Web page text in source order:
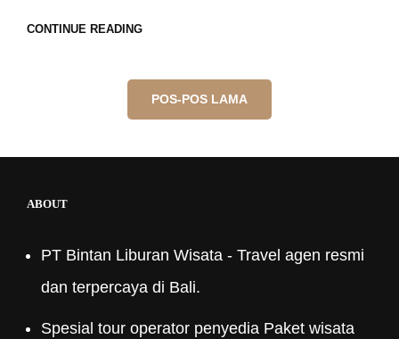
CONTINUE READING
POS-POS LAMA
ABOUT
PT Bintan Liburan Wisata - Travel agen resmi
dan terpercaya di Bali.
Spesial tour operator penyedia Paket wisata